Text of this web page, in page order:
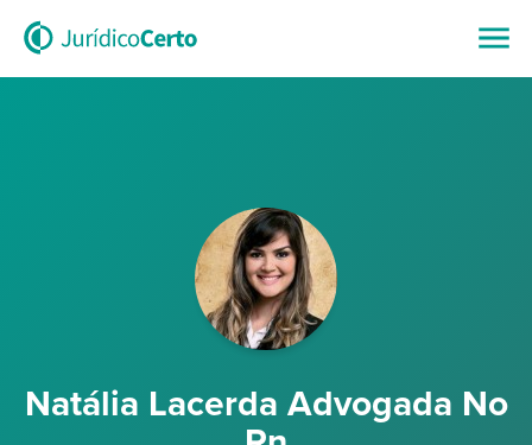
Natália Lacerda Advogada No